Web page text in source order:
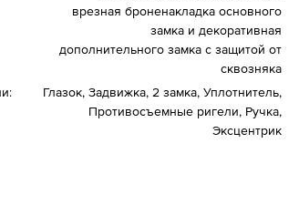
врезная броненакладка основного
замка и декоративная
дополнительного замка с защитой от
сквозняка
Глазок, Задвижка, 2 замка, Уплотнитель,
Противосъемные ригели, Ручка,
Эксцентрик